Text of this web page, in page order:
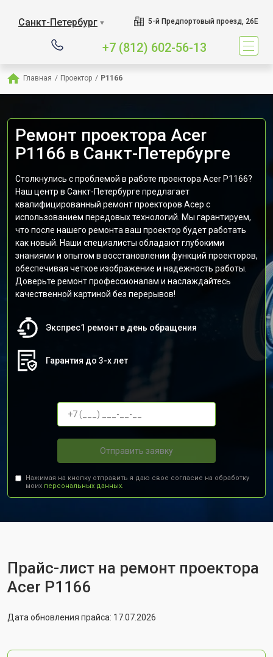
Санкт-Петербург ▼ 5-й Предпортовый проезд, 26Е
+7 (812) 602-56-13
Главная / Проектор / P1166
Ремонт проектора Acer
P1166 в Санкт-Петербурге
Столкнулись с проблемой в работе проектора Acer P1166?
Наш центр в Санкт-Петербурге предлагает
квалифицированный ремонт проекторов Асер с
использованием передовых технологий. Мы гарантируем,
что после нашего ремонта ваш проектор будет работать
как новый. Наши специалисты обладают глубокими
знаниями и опытом в восстановлении функций проекторов,
обеспечивая четкое изображение и надежность работы.
Доверьте ремонт профессионалам и наслаждайтесь
качественной картиной без перерывов!
Экспрес1 ремонт в день обращения
Гарантия до 3-х лет
Отправить заявку
Нажимая на кнопку отправить я даю свое согласие на обработку
моих персональных данных.
Прайс-лист на ремонт проектора
Acer P1166
Дата обновления прайса: 17.07.2026